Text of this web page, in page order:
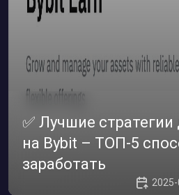
✅ Лучшие стратегии
на Bybit – ТОП-5
заработать